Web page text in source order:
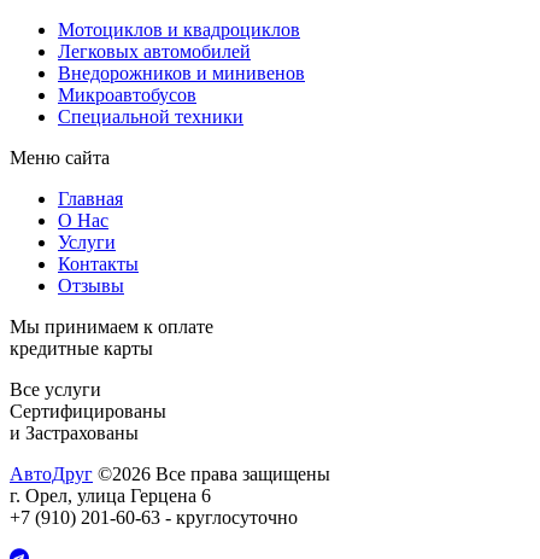
Мотоциклов и квадроциклов
Легковых автомобилей
Внедорожников и минивенов
Микроавтобусов
Специальной техники
Меню сайта
Главная
О Нас
Услуги
Контакты
Отзывы
Мы принимаем к оплате
кредитные карты
Все услуги
Сертифицированы
и Застрахованы
АвтоДруг ©2026 Все права защищены
г. Орел, улица Герцена 6
+7 (910) 201-60-63 - круглосуточно